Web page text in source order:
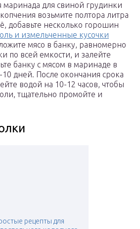
маринада для свиной грудинки
возьмите полтора литра
добавьте несколько горошин
и измельченные кусочки
мясо в банку, равномерно
по всей емкости, и залейте
банку с мясом в маринаде в
дней. После окончания срока
водой на 10-12 часов, чтобы
тщательно промойте и
рецепты для